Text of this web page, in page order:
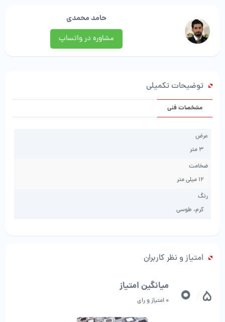
حامد محمدی
مشاوره در واتساپ
توضیحات تکمیلی
مشخصات فنی
عرض
3 متر
ضخامت
12 میلی متر
رنگ
کرم، طوسی
امتیاز و نظر کاربران
5
0 میانگین امتیاز
0 امتیاز و رای